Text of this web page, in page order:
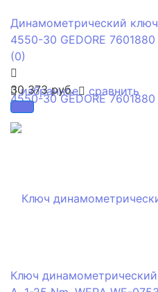
избранное сравнить
Динамометрический
4550-30 GEDORE 7601880
(0)
30 373 руб.
Ключ